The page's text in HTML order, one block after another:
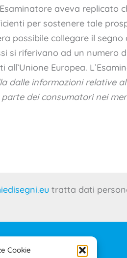
Cookie
aveva replicato
per sostenere tale
possibile collegare il
si riferivano ad un
all’Unione Europea.
dalle informazioni relative
dei consumatori nei
tratta dati